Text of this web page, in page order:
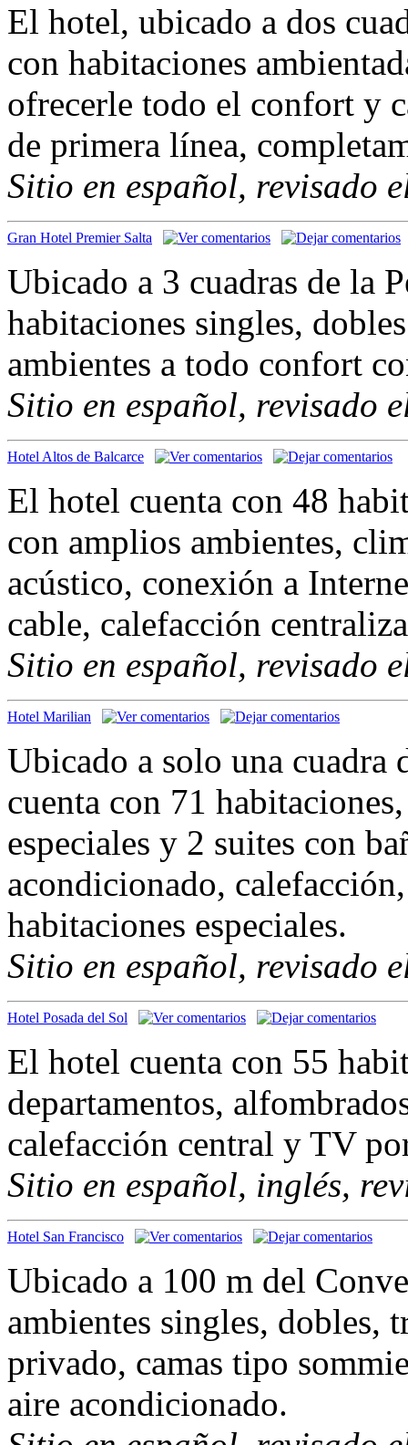
El hotel, ubicado a dos
con habitaciones
ofrecerle todo el confort y
de primera línea,
Sitio en español, revisado
Gran Hotel Premier Salta
Ubicado a 3 cuadras de la
habitaciones singles,
ambientes a todo confort
Sitio en español, revisado
Hotel Altos de Balcarce
El hotel cuenta con 48
con amplios ambientes,
acústico, conexión a
cable, calefacción
Sitio en español, revisado
Hotel Marilian
Ubicado a solo una cuadra
cuenta con 71
especiales y 2 suites con
acondicionado,
habitaciones especiales.
Sitio en español, revisado
Hotel Posada del Sol
El hotel cuenta con 55
departamentos,
calefacción central y TV
Sitio en español, inglés,
Hotel San Francisco
Ubicado a 100 m del
ambientes singles, dobles,
privado, camas tipo
aire acondicionado.